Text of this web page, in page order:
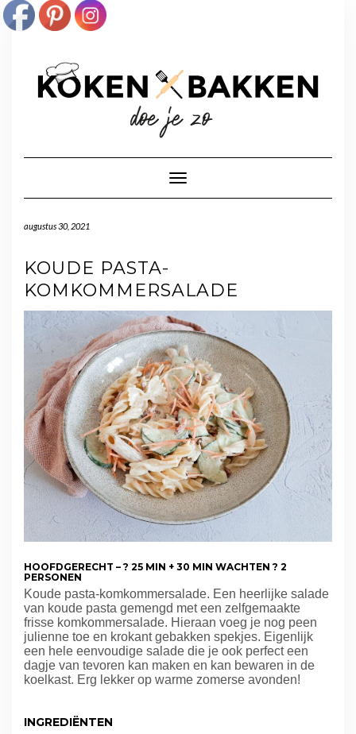
Toggle navigatie
augustus 30, 2021
KOUDE PASTA-
KOMKOMMERSALADE
HOOFDGERECHT – ? 25 MIN + 30 MIN WACHTEN ? 2
PERSONEN
Koude pasta-komkommersalade. Een heerlijke salade
van koude pasta gemengd met een zelfgemaakte
frisse komkommersalade. Hieraan voeg je nog peen
julienne toe en krokant gebakken spekjes. Eigenlijk
een hele eenvoudige salade die je ook perfect een
dagje van tevoren kan maken en kan bewaren in de
koelkast. Erg lekker op warme zomerse avonden!
INGREDIËNTEN